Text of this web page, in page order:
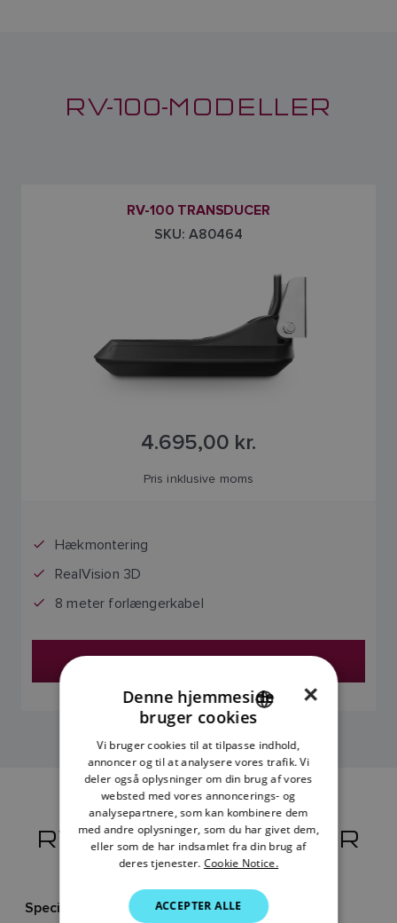
RV-100-MODELLER
RV-100 TRANSDUCER
SKU: A80464
4.695,00 kr.
Pris inklusive moms
Hækmontering
RealVision 3D
8 meter forlængerkabel
Find en Forhandler
RV-100 TRANSDUCER
Specifikationer Hvad er der i kassen?
ENGLISH
DANISH
ITALIAN
SWEDISH
DUTCH
×
Denne hjemmeside
bruger cookies
Vi bruger cookies til at tilpasse indhold,
annoncer og til at analysere vores trafik. Vi
deler også oplysninger om din brug af vores
websted med vores annoncerings- og
analysepartnere, som kan kombinere dem
med andre oplysninger, som du har givet dem,
eller som de har indsamlet fra din brug af
deres tjenester. Cookie Notice.
ACCEPTER ALLE